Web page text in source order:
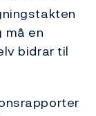
må en
bidrar til